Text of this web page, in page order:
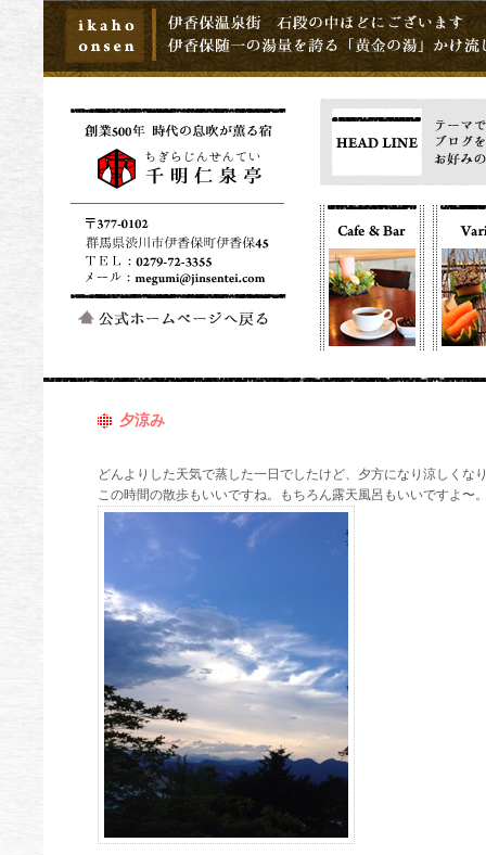
夕涼み
どんよりした天気で蒸した一日でしたけど、夕方になり涼しくな
この時間の散歩もいいですね。もちろん露天風呂もいいですよ〜